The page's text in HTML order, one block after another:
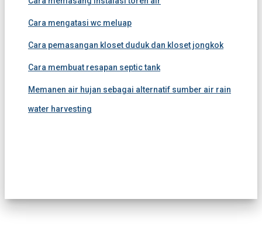
Cara mengatasi wc meluap
Cara pemasangan kloset duduk dan kloset jongkok
Cara membuat resapan septic tank
Memanen air hujan sebagai alternatif sumber air rain
water harvesting